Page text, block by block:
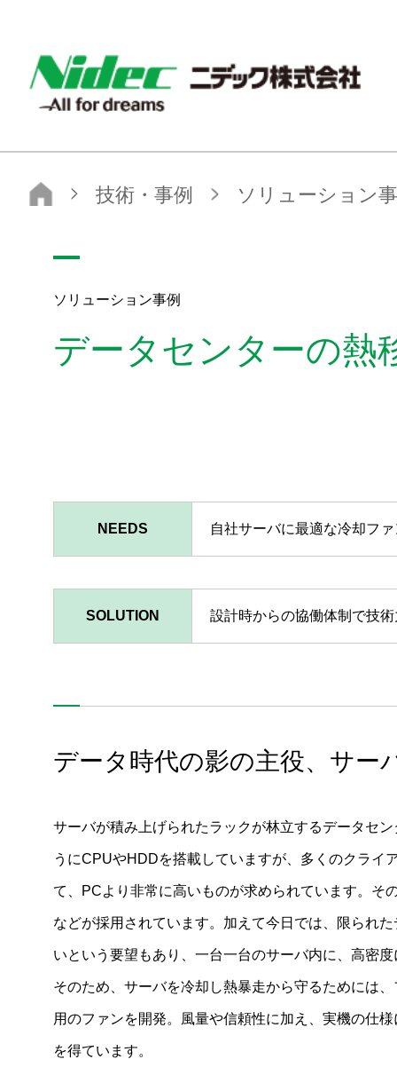
NIDEC - All for dreams - ニデック株式会社
ニデック株式会社
技術・事例 ソリューション事例 データセンターの熱移動に対応する空冷ファン
ソリューション事例
データセンターの熱
NEEDS 自社サーバに最適な冷却フ
SOLUTION 設計時からの協働体制で技
データ時代の影の主役、サー
サーバが積み上げられたラックが林立するデータセ
うにCPUやHDDを搭載していますが、多くのクライ
て、PCより非常に高いものが求められています。そ
などが採用されています。加えて今日では、限られ
いという要望もあり、一台一台のサーバ内に、高密
そのため、サーバを冷却し熱暴走から守るためには
用のファンを開発。風量や信頼性に加え、実機の仕
を得ています。